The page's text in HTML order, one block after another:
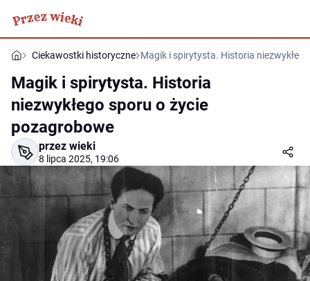
Ciekawostki historyczne Magik i spirytysta. Historia
Magik i spirytysta. Historia
niezwykłego sporu o życie
pozagrobowe
przez wieki
8 lipca 2025, 19:06